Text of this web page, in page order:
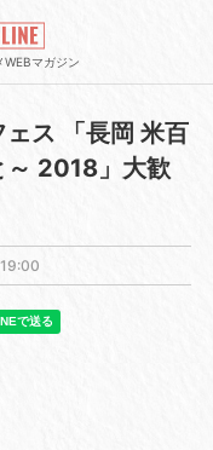
WEBマガジン
ス 「長岡 米百
～ 2018」大歓